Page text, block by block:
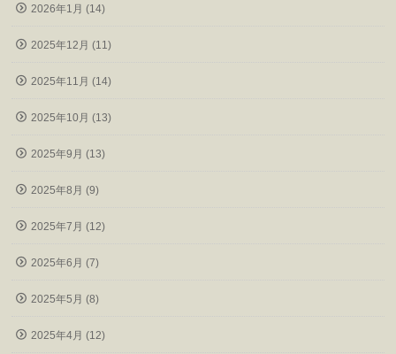
2026年1月 (14)
2025年12月 (11)
2025年11月 (14)
2025年10月 (13)
2025年9月 (13)
2025年8月 (9)
2025年7月 (12)
2025年6月 (7)
2025年5月 (8)
2025年4月 (12)